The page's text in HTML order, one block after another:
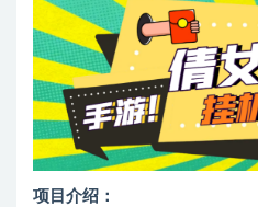
项目介绍：